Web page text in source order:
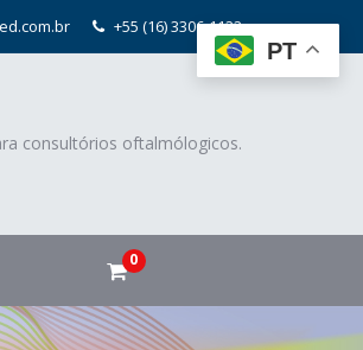
+55 (16) 3306-1122
consultórios oftalmólogicos.
0
PT